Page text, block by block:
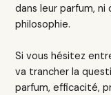
dans leur parfum, ni
philosophie.
Si vous hésitez
va trancher la
parfum, efficacité,